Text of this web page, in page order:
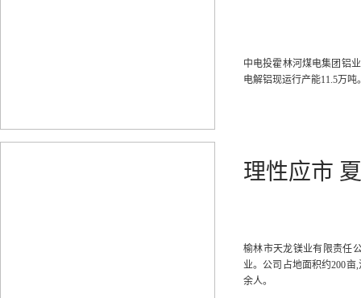
中电投霍林河煤电集团铝
电解铝现运行产能11.5万吨
理性应市
榆林市天龙镁业有限责任
业。公司占地面积约200亩
余人。